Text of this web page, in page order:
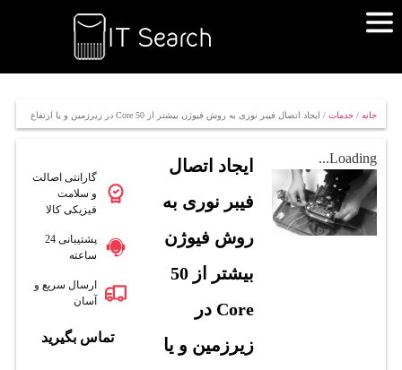
خانه/ خدمات/ ایجاد اتصال فیبر نوری به روش فیوژن بیشتر از 50 Core در زیرزمین و یا ارتفاع
Loading...
ایجاد اتصال
فیبر نوری به
روش فیوژن
بیشتر از 50
Core در
زیرزمین و یا
گارانتی اصالت
و سلامت
فیزیکی کالا
پشتیبانی 24
ساعته
ارسال سریع و
آسان
تماس بگیرید